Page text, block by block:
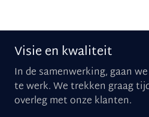
Visie en kwaliteit
In de samenwerking, gaan
te werk. We trekken graag
overleg met onze klanten.